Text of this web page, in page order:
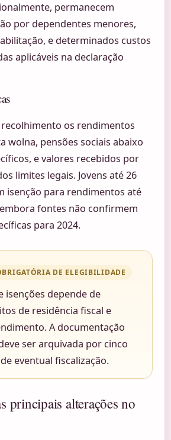
permanecem
por dependentes menores,
e determinados custos
aplicáveis na declaração
recolhimento os rendimentos
wolna, pensões sociais abaixo
e valores recebidos por
limites legais. Jovens até 26
isenção para rendimentos até
embora fontes não confirmem
para 2024.
DE ELEGIBILIDADE
isenções depende de
de residência fiscal e
A documentação
ser arquivada por cinco
eventual fiscalização.
principais alterações no